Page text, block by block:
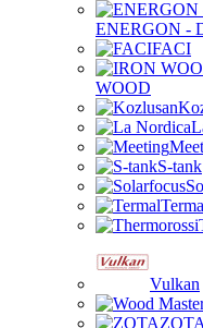
ENERGON -
FACI
WOOD
S-tank
Vulkan
ZOTA